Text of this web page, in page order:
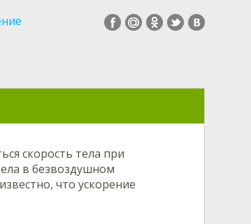
скорость тела при
в безвоздушном
что ускорение